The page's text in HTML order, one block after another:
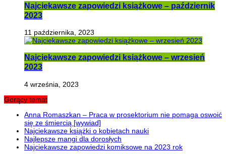
Najciekawsze zapowiedzi książkowe – październik
2023
11 października, 2023
Najciekawsze zapowiedzi książkowe – wrzesień
2023
4 września, 2023
Gorący temat
Anna Romaszkan – Praca w prosektorium nie pomaga oswoić
się ze śmiercią [wywiad]
Najciekawsze książki o kobietach nauki
Najlepsze mangi dla dorosłych
Najciekawsze zapowiedzi komiksowe na 2023 rok